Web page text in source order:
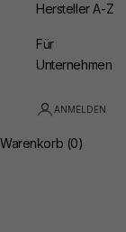
Hersteller A-Z
Für
Unternehmen
ANMELDEN
Warenkorb (0)